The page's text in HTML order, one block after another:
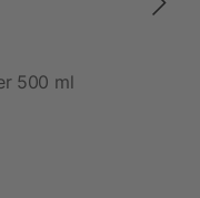
500 ml